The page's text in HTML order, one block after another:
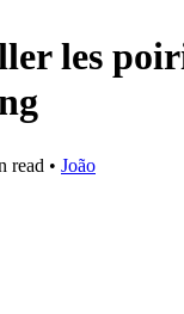
les
read • João